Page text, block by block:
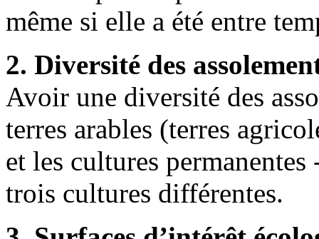
même si elle a été entre
2. Diversité des
Avoir une diversité des
terres arables (terres
et les cultures
trois cultures différentes.